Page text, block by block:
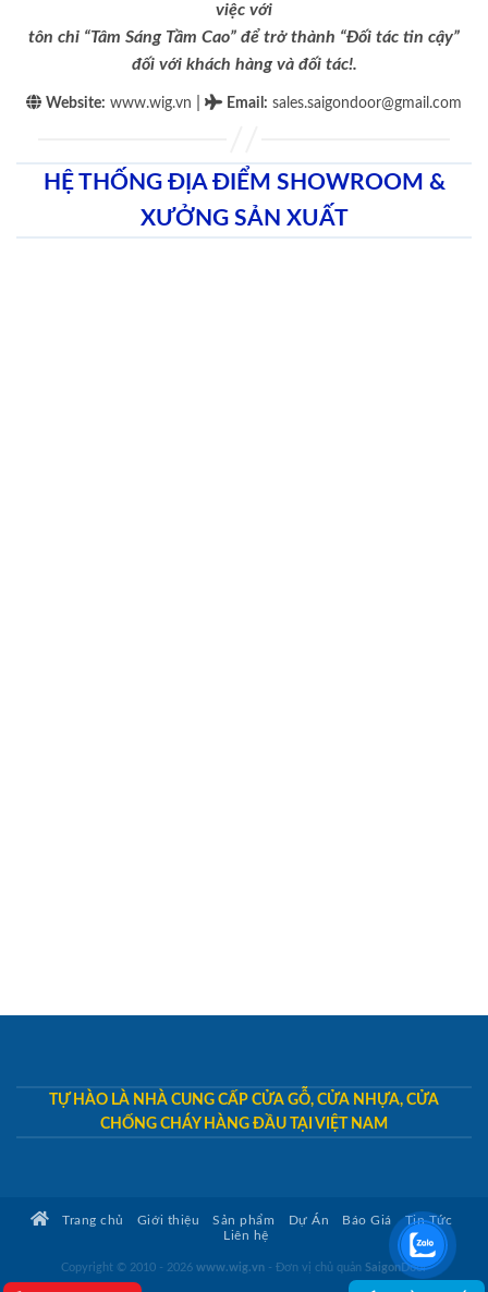
việc với
tôn chỉ “Tâm Sáng Tầm Cao” để trở thành “Đối tác tin cậy”
đối với khách hàng và đối tác!.
Website: www.wig.vn Email : sales.saigondoor@gmail.com
HỆ THỐNG ĐỊA ĐIỂM SHOWROOM &
XƯỞNG SẢN XUẤT
TỰ HÀO LÀ NHÀ CUNG CẤP CỬA GỖ, CỬA NHỰA, CỬA
CHỐNG CHÁY HÀNG ĐẦU TẠI VIỆT NAM
Trang chủ Giới thiệu Sản phẩm Dự Án Báo Giá
Tin Tức
Liên hệ
Copyright © 2010 - 2026 www.wig.vn - Đơn vị chủ quản SaigonDoor